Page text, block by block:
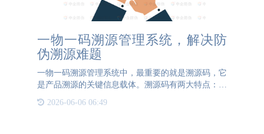
一物一码溯源管理系统，解决防
伪溯源难题
一物一码溯源管理系统中，最重要的就是溯源码，它
是产品溯源的关键信息载体。溯源码有两大特点：一
是通过二维码可以追踪产品的生产、流通过程，使产
品信息透明可视，在一定程度上为消费者提供了安全
2026-06-06 06:49